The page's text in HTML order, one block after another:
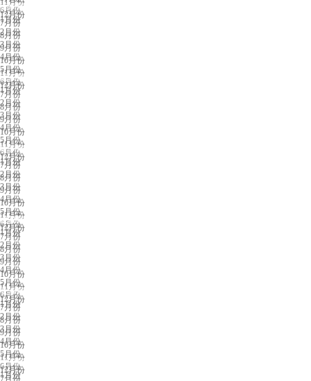
12月份
6月份
7月份
8月份
9月份
10月份
11月份
12月份
深圳展会排期
1月份
2月份
3月份
4月份
5月份
6月份
7月份
8月份
9月份
10月份
11月份
12月份
武汉展会排期
1月份
2月份
3月份
4月份
5月份
6月份
7月份
8月份
9月份
10月份
11月份
12月份
杭州展会排期
1月份
2月份
3月份
4月份
5月份
6月份
7月份
8月份
9月份
10月份
11月份
12月份
成都展会排期
1月份
2月份
3月份
4月份
5月份
6月份
7月份
8月份
9月份
10月份
11月份
12月份
长沙展会排期
1月份
2月份
3月份
4月份
5月份
6月份
7月份
义乌展会排期
1月份